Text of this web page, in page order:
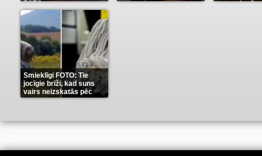
FOTO(13) (9)
Smieklīgi FOTO: Tie
jocīgie brīži, kad suns
vairs neizskatās pēc
suņa(11)